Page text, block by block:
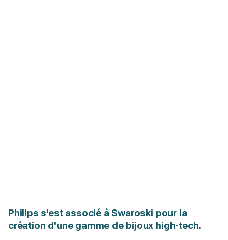
Philips s'est associé à Swaroski pour la
création d'une gamme de bijoux high-tech.